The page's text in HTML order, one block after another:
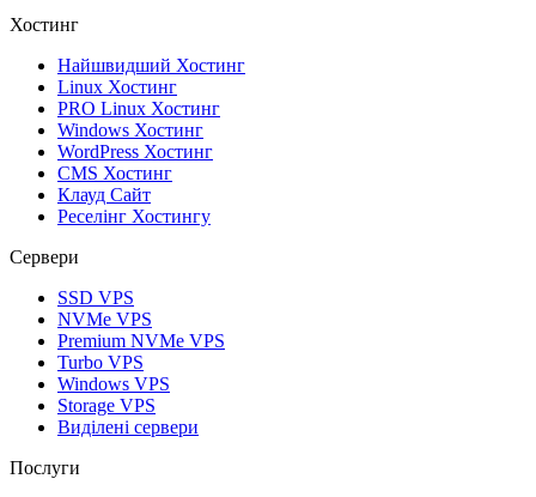
Хостинг
Найшвидший Хостинг
Linux Хостинг
PRO Linux Хостинг
Windows Хостинг
WordPress Хостинг
CMS Хостинг
Клауд Сайт
Реселінг Хостингу
Сервери
SSD VPS
NVMe VPS
Premium NVMe VPS
Turbo VPS
Windows VPS
Storage VPS
Виділені сервери
Послуги